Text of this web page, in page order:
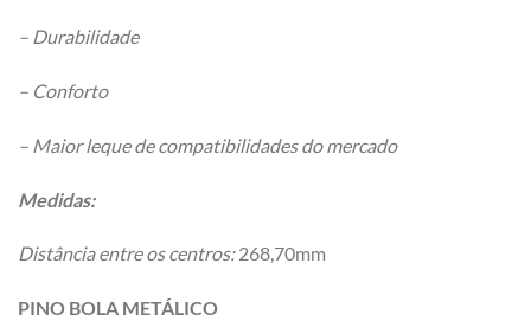
– Durabilidade
– Conforto
– Maior leque de compatibilidades do mercado
Medidas:
Distância entre os centros:268,70mm
PINO BOLA METÁLICO